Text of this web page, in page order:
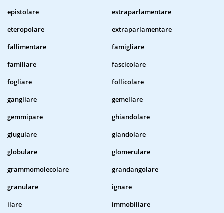
epistolare
estraparlamentare
eteropolare
extraparlamentare
fallimentare
famigliare
familiare
fascicolare
fogliare
follicolare
gangliare
gemellare
gemmipare
ghiandolare
giugulare
glandolare
globulare
glomerulare
grammomolecolare
grandangolare
granulare
ignare
ilare
immobiliare